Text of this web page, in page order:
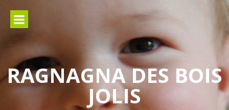
contenu
RAGNAGNA DES BOIS
JOLIS